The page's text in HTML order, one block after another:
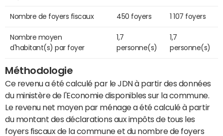
Nombre de foyers fiscaux 450 foyers 1 107 foyers
Nombre moyen
d'habitant(s) par foyer
1,7
personne(s)
1,7
personne(s)
Méthodologie
Ce revenu a été calculé par le JDN à partir des données
du ministère de l'Economie disponibles sur la commune.
Le revenu net moyen par ménage a été calculé à partir
du montant des déclarations aux impôts de tous les
foyers fiscaux de la commune et du nombre de foyers